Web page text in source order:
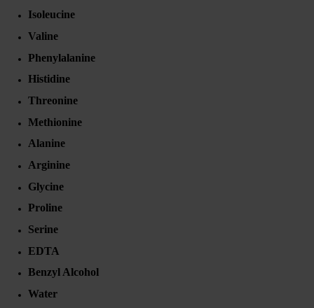
Isoleucine
Valine
Phenylalanine
Histidine
Threonine
Methionine
Alanine
Arginine
Glycine
Proline
Serine
EDTA
Benzyl Alcohol
Water